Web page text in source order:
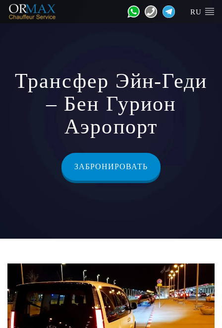
RU
Трансфер Эйн-Геди
– Бен Гурион
Аэропорт
ЗАБРОНИРОВАТЬ